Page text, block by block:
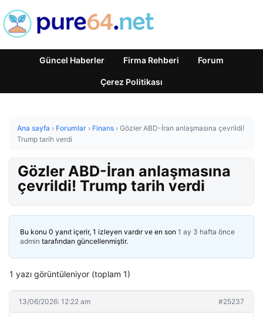
Güncel Haberler Firma Rehberi Forum
Çerez Politikası
Ana sayfa › Forumlar › Finans › Gözler ABD-İran anlaşmasına çevrildi!
Trump tarih verdi
Gözler ABD-İran anlaşmasına
çevrildi! Trump tarih verdi
Bu konu 0 yanıt içerir, 1 izleyen vardır ve en son 1 ay 3 hafta önce
admin tarafından güncellenmiştir.
1 yazı görüntüleniyor (toplam 1)
13/06/2026: 12:22 am #25237